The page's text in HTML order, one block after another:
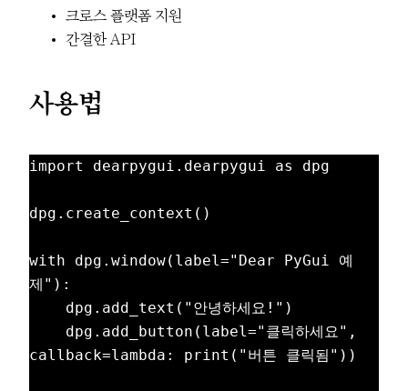
크로스 플랫폼 지원
간결한 API
사용법
import dearpygui.dearpygui as dpg
dpg.create_context()
with dpg.window(label="Dear PyGui 예
제"):
callback=lambda: print("버튼 클릭됨"))